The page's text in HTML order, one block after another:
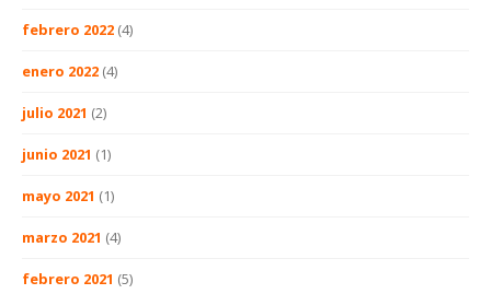
febrero 2022 (4)
enero 2022 (4)
julio 2021 (2)
junio 2021 (1)
mayo 2021 (1)
marzo 2021 (4)
febrero 2021 (5)